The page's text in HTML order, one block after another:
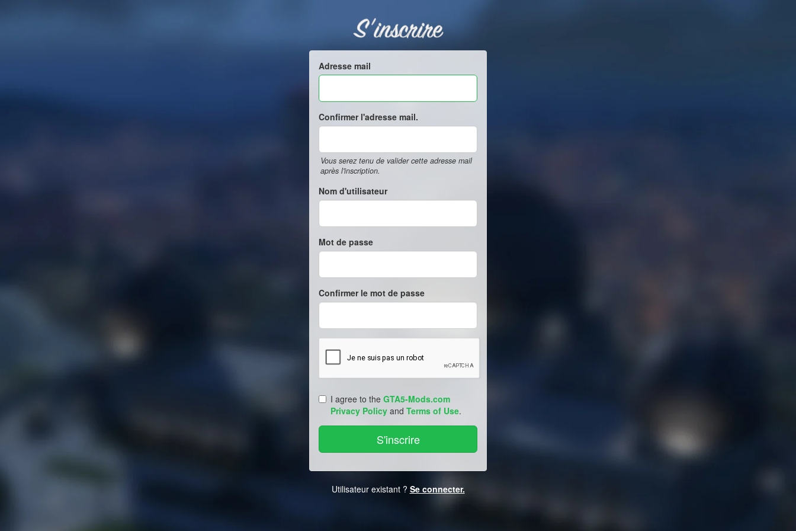
S'inscrire
Adresse mail
Confirmer l'adresse mail.
Vous serez tenu de valider cette adresse mail
après l'inscription.
Nom d'utilisateur
Mot de passe
Confirmer le mot de passe
I agree to the GTA5-Mods.com
Privacy Policy and Terms of Use.
Utilisateur existant ? Se connecter.